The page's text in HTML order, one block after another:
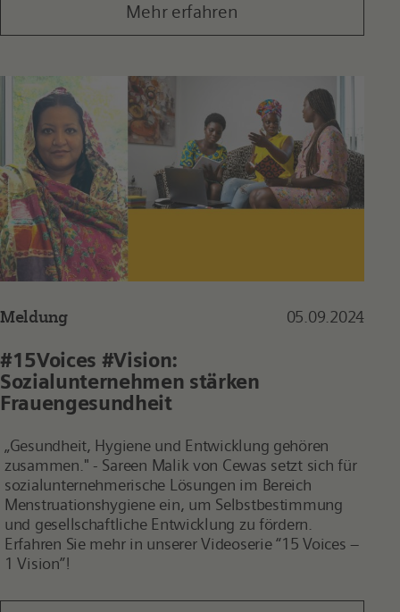
Mehr erfahren
Meldung 05.09.2024
#15Voices #Vision:
Sozialunternehmen stärken
Frauengesundheit
„Gesundheit, Hygiene und Entwicklung gehören
zusammen." - Sareen Malik von Cewas setzt sich für
sozialunternehmerische Lösungen im Bereich
Menstruationshygiene ein, um Selbstbestimmung
und gesellschaftliche Entwicklung zu fördern.
Erfahren Sie mehr in unserer Videoserie “15 Voices –
1 Vision”!